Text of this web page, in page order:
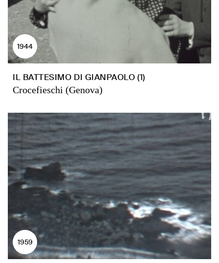
1944
IL BATTESIMO DI GIANPAOLO (1)
Crocefieschi (Genova)
1959